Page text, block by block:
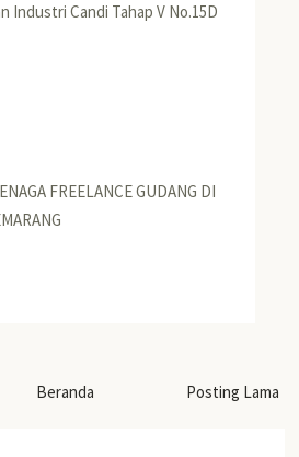
Industri Candi Tahap V No.15D
FREELANCE GUDANG DI
Posting Lama
Beranda